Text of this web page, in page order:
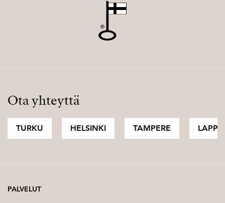
Ota yhteyttä
TURKU HELSINKI TAMPERE LAPPI
PALVELUT